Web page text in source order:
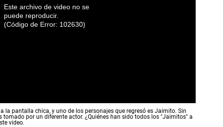
Este archivo de video no se
puede reproducir.
(Código de Error: 102630)
la pantalla chica, y uno de los personajes que regresó es Jaimito. Sin
tomado por un diferente actor. ¿Quiénes han sido todos los "Jaimitos" a
video.